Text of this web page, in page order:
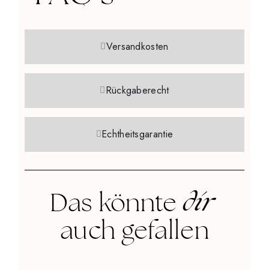
Versandkosten
Rückgaberecht
Echtheitsgarantie
Das könntedir
auch gefallen